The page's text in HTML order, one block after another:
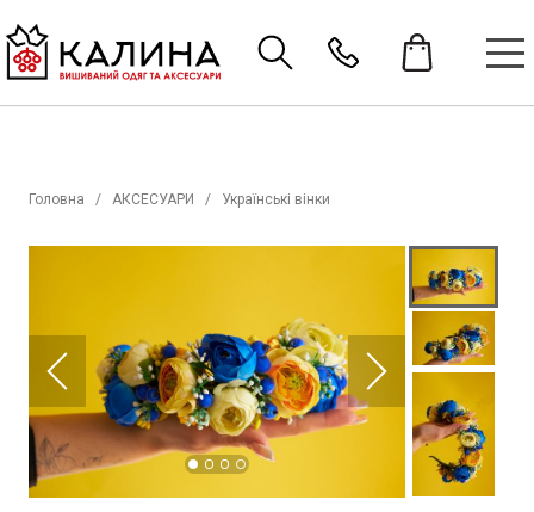
Головна АКСЕСУАРИ Українські вінки